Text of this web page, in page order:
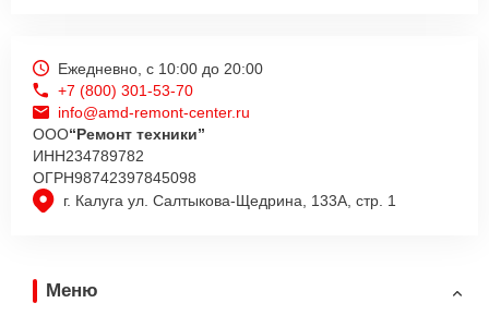
г. Калуга ул. Салтыкова-Щедрина, 133А, стр. 1
Ежедневно, с 10:00 до 20:00
+7 (800) 301-53-70
info@amd-remont-center.ru
ООО“Ремонт техники”
ИНН234789782
ОГРН98742397845098
Меню